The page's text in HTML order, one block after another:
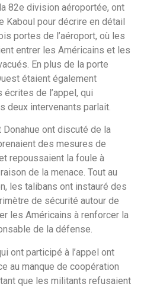
82e division aéroportée, ont
Kaboul pour décrire en détail
portes de l’aéroport, où les
entrer les Américains et les
En plus de la porte
étaient également
de l’appel, qui
deux intervenants parlait.
ont discuté de la
des mesures de
repoussaient la foule à
de la menace. Tout au
les talibans ont instauré des
de sécurité autour de
les Américains à renforcer la
de la défense.
ont participé à l’appel ont
au manque de coopération
que les militants refusaient